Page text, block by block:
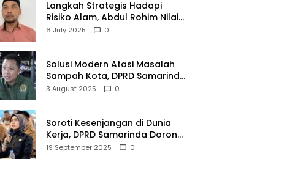
Langkah Strategis Hadapi
Risiko Alam, Abdul Rohim Nilai
Samarinda Siap Jadi Pusat
6 July 2025 0
Solusi Modern Atasi Masalah
Sampah Kota, DPRD Samarinda
Dukung Penuh Proyek PLTSA
3 August 2025 0
Soroti Kesenjangan di Dunia
Kerja, DPRD Samarinda Dorong
Pemkot Gencarkan
19 September 2025 0